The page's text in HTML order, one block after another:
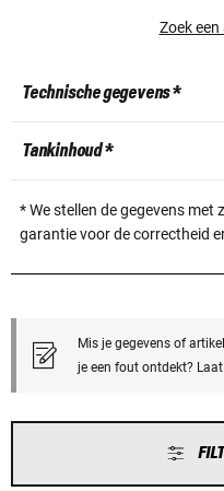
Zoek een
Technische gegevens *
Tankinhoud *
* We stellen de gegevens met
garantie voor de correctheid
Mis je gegevens of
je een fout ontdekt?